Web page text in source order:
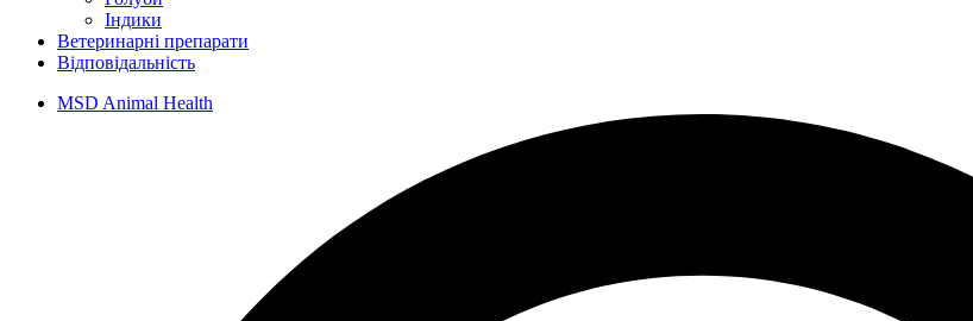
Індики
Ветеринарні препарати
Відповідальність
MSD Animal Health